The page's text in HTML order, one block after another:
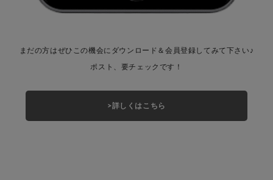
まだの方はぜひこの機会にダウンロード＆会員登録してみて下さい♪
ポスト、要チェックです！
>詳しくはこちら